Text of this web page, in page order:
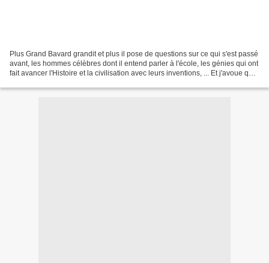
Plus Grand Bavard grandit et plus il pose de questions sur ce qui s'est passé
avant, les hommes célèbres dont il entend parler à l'école, les génies qui ont
fait avancer l'Histoire et la civilisation avec leurs inventions, ... Et j'avoue que